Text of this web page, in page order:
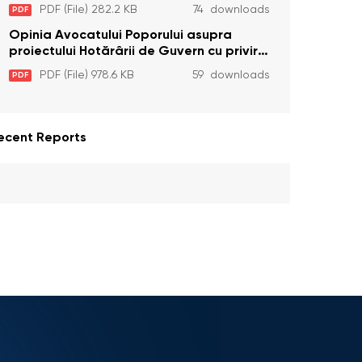
organizațiile de pază particulară a
persoanelor condamnate pentru
comiterea cu intenție a unor infracțiuni a
fost luată în considerare de Curtea
Constituțională
PDF PDF (File) 282.2 KB 74 downloads
Opinia Avocatului Poporului asupra
proiectului Hotărârii de Guvern cu privire
la aprobarea proiectului de lege privind
activitatea sanitară veterinarăa
PDF PDF (File) 978.6 KB 59 downloads
Reports